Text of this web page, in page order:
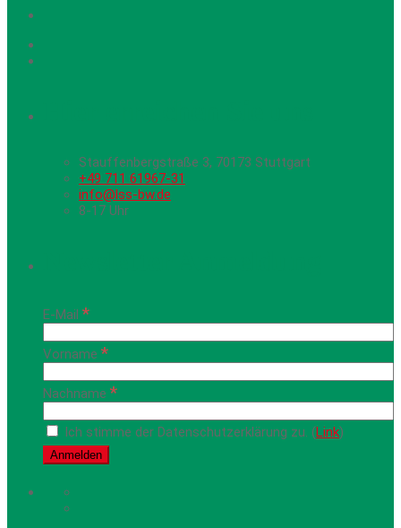
Stauffenbergstraße 3, 70173 Stuttgart
+49 711 61967-31
info@lss-bw.de
8-17 Uhr
E-Mail *
Vorname *
Nachname *
Ich stimme der Datenschutzerklärung zu. (Link)